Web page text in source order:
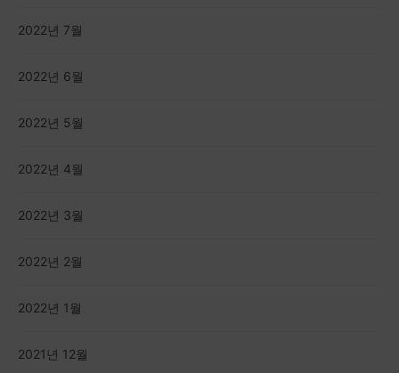
2022년 7월
2022년 6월
2022년 5월
2022년 4월
2022년 3월
2022년 2월
2022년 1월
2021년 12월